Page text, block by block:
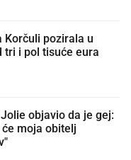
Korčuli pozirala u
tri i pol tisuće eura
objavio da je gej:
moja obitelj